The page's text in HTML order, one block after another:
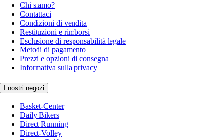
Chi siamo?
Contattaci
Condizioni di vendita
Restituzioni e rimborsi
Esclusione di responsabilità legale
Metodi di pagamento
Prezzi e opzioni di consegna
Informativa sulla privacy
I nostri negozi
Basket-Center
Daily Bikers
Direct Running
Direct-Volley